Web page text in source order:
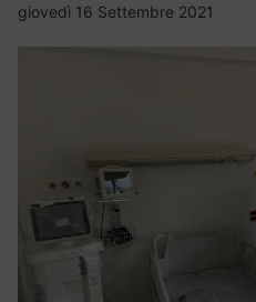
giovedì 16 Settembre 2021